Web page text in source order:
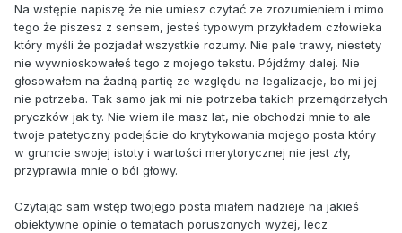
Na wstępie napiszę że nie umiesz czytać ze zrozumieniem i mimo
tego że piszesz z sensem, jesteś typowym przykładem człowieka
który myśli że pozjadał wszystkie rozumy. Nie pale trawy, niestety
nie wywnioskowałeś tego z mojego tekstu. Pójdźmy dalej. Nie
głosowałem na żadną partię ze względu na legalizacje, bo mi jej
nie potrzeba. Tak samo jak mi nie potrzeba takich przemądrzałych
pryczków jak ty. Nie wiem ile masz lat, nie obchodzi mnie to ale
twoje patetyczny podejście do krytykowania mojego posta który
w gruncie swojej istoty i wartości merytorycznej nie jest zły,
przyprawia mnie o ból głowy.
Czytając sam wstęp twojego posta miałem nadzieje na jakieś
obiektywne opinie o tematach poruszonych wyżej, lecz